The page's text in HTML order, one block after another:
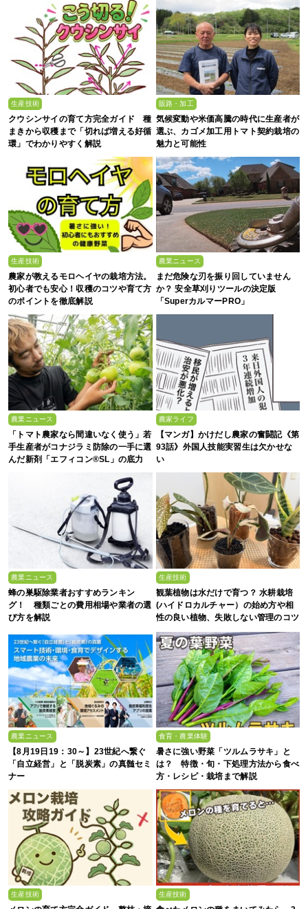
生産技術
クウシンサイの育て方完全ガイド 種
まきから収穫まで「切れば増える好循
環」でわかりやすく解説
販路・加工
気候変動や米価高騰の時代に生産者が
選ぶ、カゴメ加工用トマト契約栽培の
魅力と可能性
生産技術
農家が教えるモロヘイヤの栽培方法。
初心者でも安心！収穫のコツや育て方
のポイントを徹底解説
農業ニュース
まだ危険な刃を振り回していません
か？ 安全草刈りツールの決定版
「SuperカルマーPRO」
農業ニュース
「トマト農家なら間違いなく使う」若
手生産者がコナジラミ防除の一手に選
んだ新剤「エフィコン®SL」の底力
農家ライフ
【マンガ】かけだし農家の奮闘記《第
93話》外国人技能実習生は欠かせな
い
農業ニュース
蜂の巣駆除業者おすすめランキン
グ！ 種類ごとの費用相場や業者の選
び方を解説
生産技術
観葉植物は水だけで育つ？ 水耕栽培
(ハイドロカルチャー）の始め方や相
性の良い植物、失敗しない管理のコツ
農業ニュース
【8月19日19：30～】23世紀へ繋ぐ
「自立経営」と「脱炭素」の真髄セミ
ナー
食育・農業体験
暑さに強い野菜「ツルムラサキ」と
は？ 特徴・旬・下処理方法から食べ
方・レシピ・栽培まで解説
生産技術 生産技術